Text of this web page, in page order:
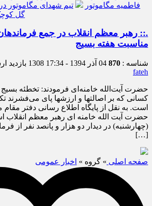
فاطمیه مگاموتور
تیم شهدای مگاموتور
گل
.:: رهبر معظم انقلاب در جمع
مناسبت هفته بسیج
شناسه : 870 04 آذر 1394 - 17:34
fateh
حضرت آیت‌الله خامنه‌ای فرمودند: تخطئه بسیج
کسانی که بر اصالتها و ارزشها پای می‌فشرند
است. به نقل از پایگاه اطلاع رسانی دفتر
حضرت آیت الله خامنه ای رهبر معظم انقلاب
(چهارشنبه) در دیدار دو هزار و پانصد نفر از
[…]
صفحه اصلی » گروه » اخبار عمومی